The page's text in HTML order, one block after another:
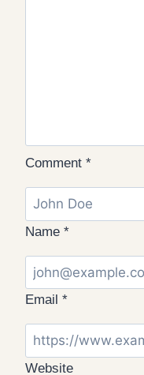
Comment *
Name *
Email *
Website